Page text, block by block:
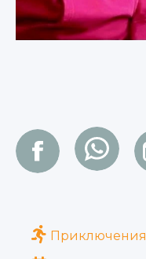
Приключения